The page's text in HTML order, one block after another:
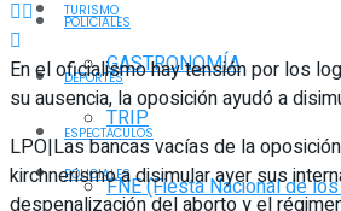
POLICIALES
DEPORTES
ESPECTÁCULOS
FNE (Fiesta Nacional de
TURISMO
GASTRONOMÍA
TRIP
POLICIALES
En el oficialismo hay tensión por los
su ausencia, la oposición ayudó a
LPO|Las bancas vacías de la
kirchnerismo a disimular ayer sus
despenalización del aborto y el